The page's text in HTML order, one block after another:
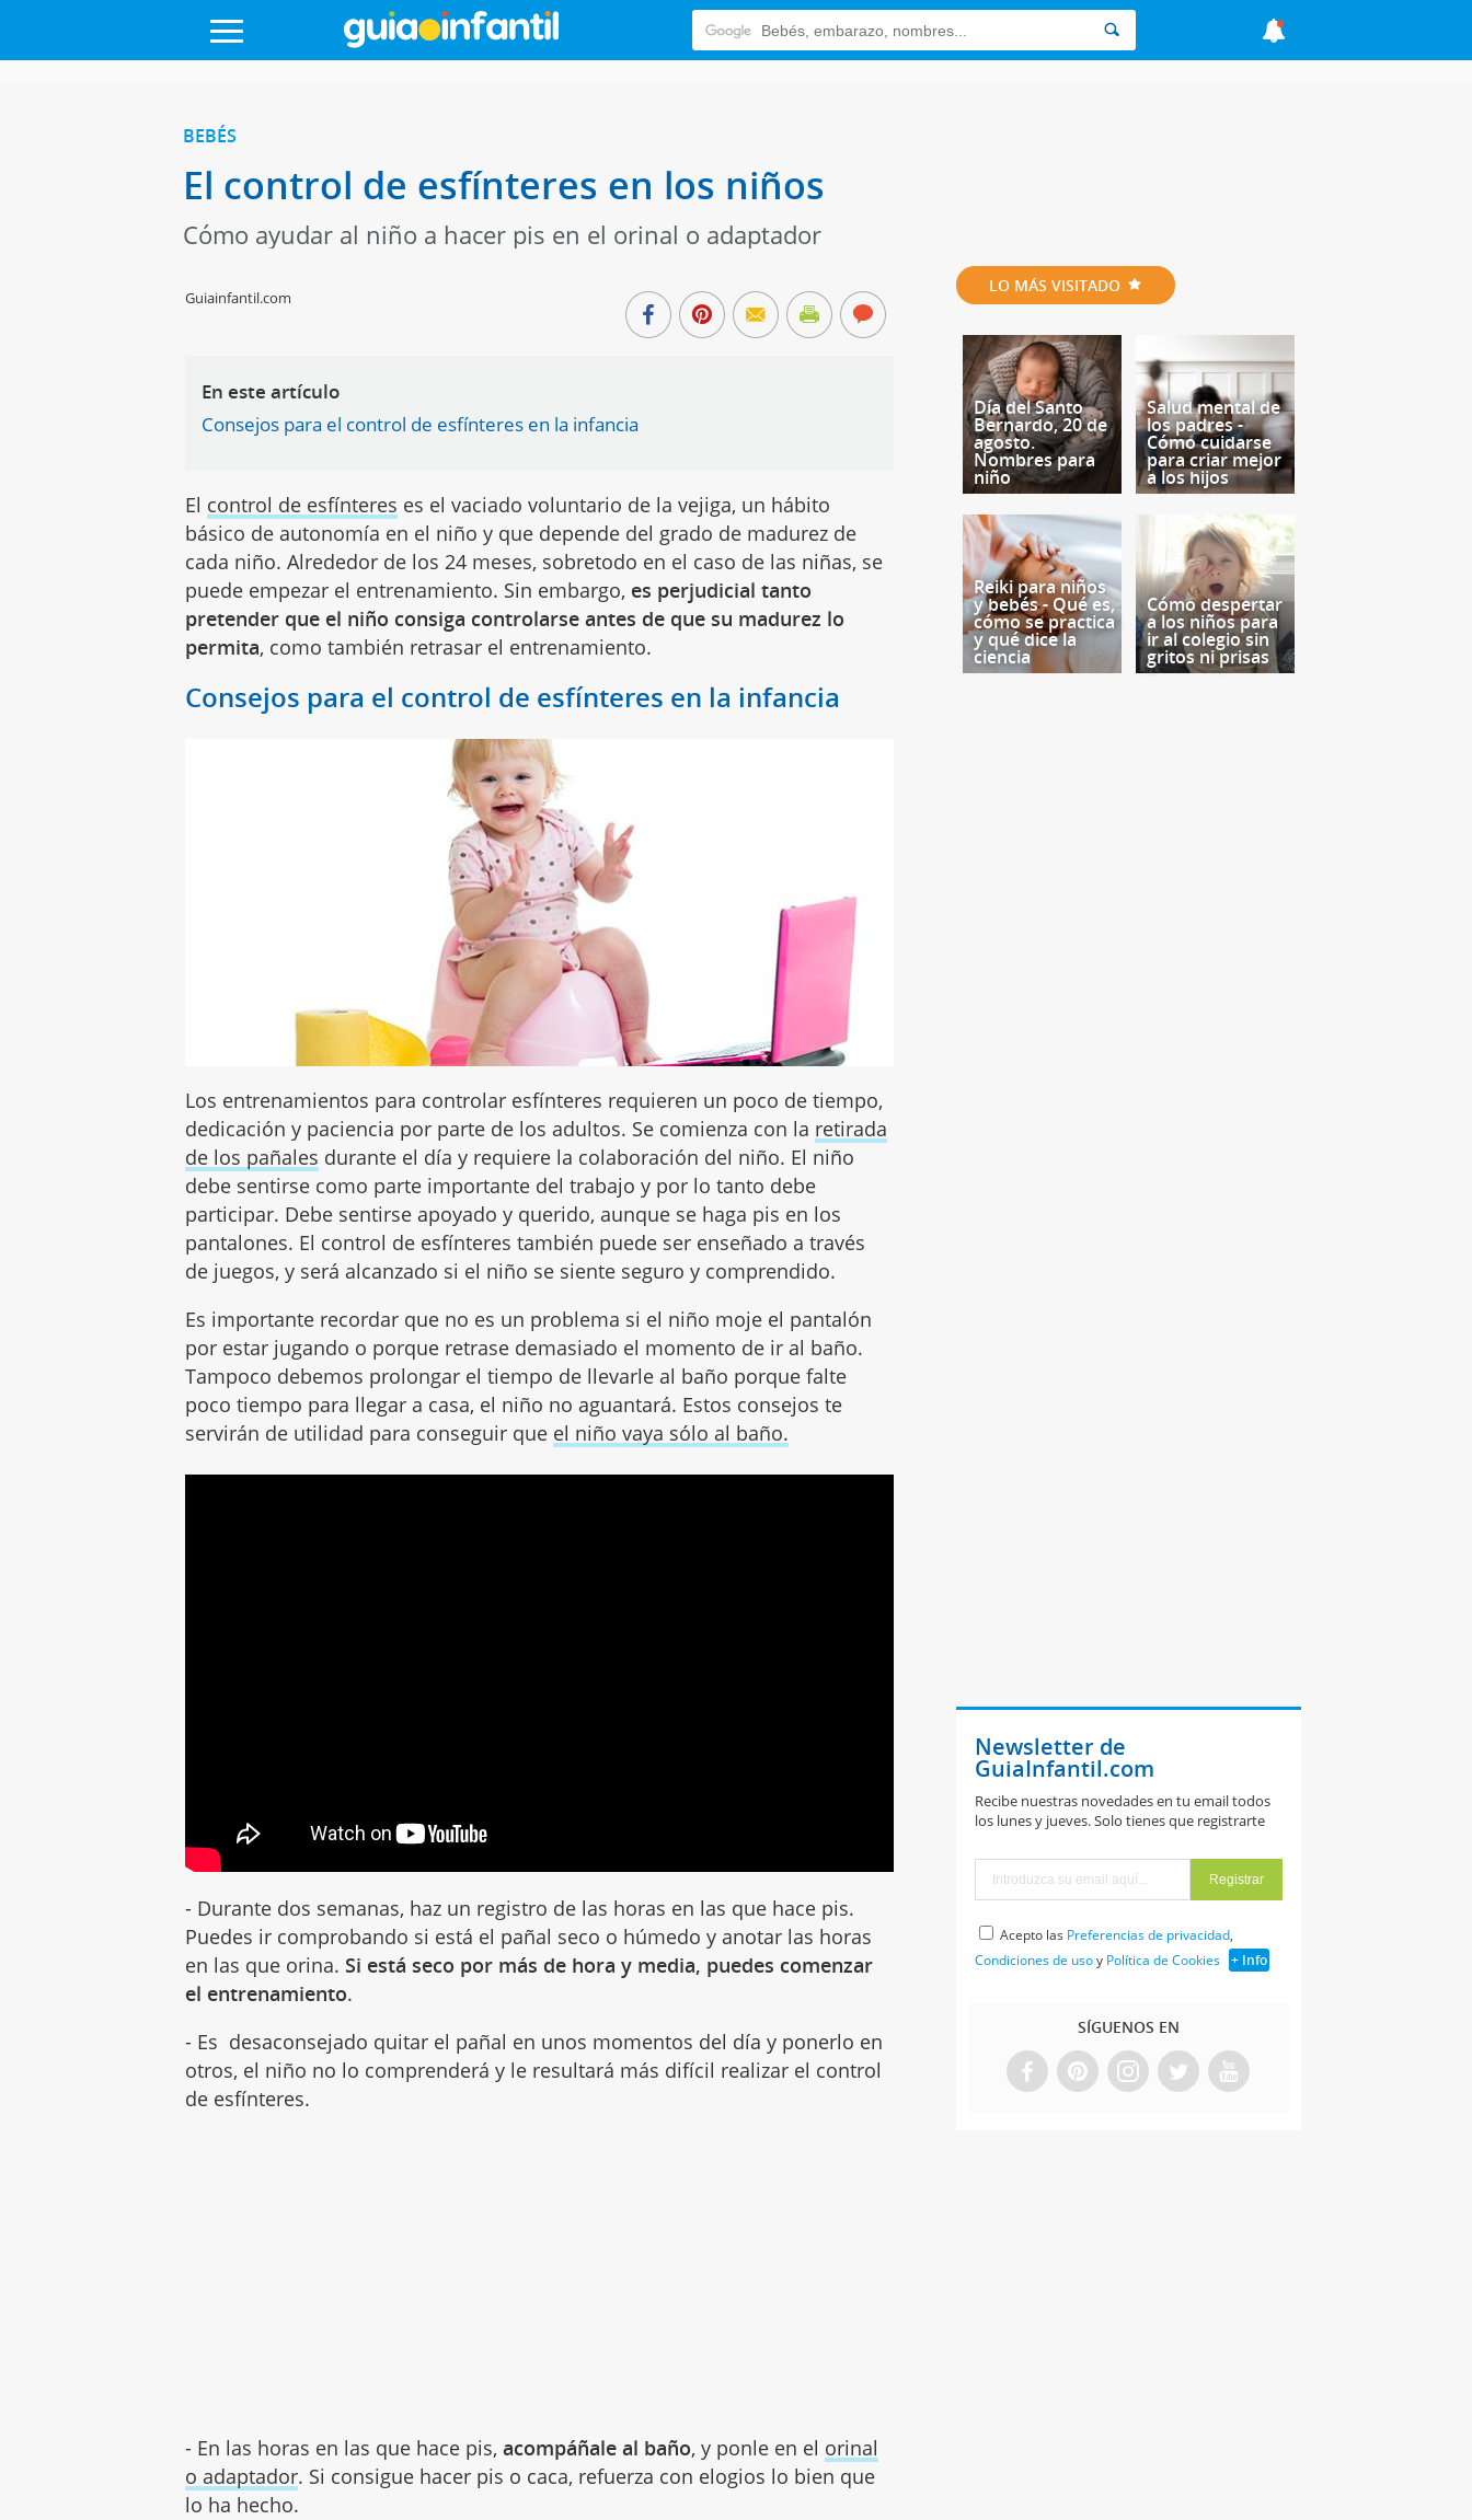
BEBÉS
El control de esfínteres en los niños
Cómo ayudar al niño a hacer pis en el orinal o adaptador
Guiainfantil.com
En este artículo
Consejos para el control de esfínteres en la infancia
El control de esfínteres es el vaciado voluntario de la vejiga, un hábito
básico de autonomía en el niño y que depende del grado de madurez de
cada niño. Alrededor de los 24 meses, sobretodo en el caso de las niñas, se
puede empezar el entrenamiento. Sin embargo, es perjudicial tanto
pretender que el niño consiga controlarse antes de que su madurez lo
permita, como también retrasar el entrenamiento.
Consejos para el control de esfínteres en la infancia
Los entrenamientos para controlar esfínteres requieren un poco de tiempo,
dedicación y paciencia por parte de los adultos. Se comienza con la retirada
de los pañales durante el día y requiere la colaboración del niño. El niño
debe sentirse como parte importante del trabajo y por lo tanto debe
participar. Debe sentirse apoyado y querido, aunque se haga pis en los
pantalones. El control de esfínteres también puede ser enseñado a través
de juegos, y será alcanzado si el niño se siente seguro y comprendido.
Es importante recordar que no es un problema si el niño moje el pantalón
por estar jugando o porque retrase demasiado el momento de ir al baño.
Tampoco debemos prolongar el tiempo de llevarle al baño porque falte
poco tiempo para llegar a casa, el niño no aguantará. Estos consejos te
servirán de utilidad para conseguir que el niño vaya sólo al baño.
- Durante dos semanas, haz un registro de las horas en las que hace pis.
Puedes ir comprobando si está el pañal seco o húmedo y anotar las horas
en las que orina.Si está seco por más de hora y media, puedes comenzar
el entrenamiento.
- Es desaconsejado quitar el pañal en unos momentos del día y ponerlo en
otros, el niño no lo comprenderá y le resultará más difícil realizar el control
de esfínteres.
- En las horas en las que hace pis,acompáñale al baño, y ponle en el orinal
o adaptador. Si consigue hacer pis o caca, refuerza con elogios lo bien que
lo ha hecho.
LO MÁS VISITADO
Día del Santo
Bernardo, 20 de
agosto.
Nombres para
niño
Salud mental de
los padres -
Cómo cuidarse
para criar mejor
a los hijos
Reiki para niños
y bebés - Qué es,
cómo se practica
y qué dice la
ciencia
Cómo despertar
a los niños para
ir al colegio sin
gritos ni prisas
Newsletter de
GuiaInfantil.com
Recibe nuestras novedades en tu email todos
los lunes y jueves. Solo tienes que registrarte
Acepto las Preferencias de privacidad,
Condiciones de usoy Política de Cookies + Info
SÍGUENOS EN